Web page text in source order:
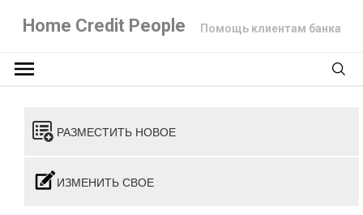
Home Credit People Помощь клиентам банка
РАЗМЕСТИТЬ НОВОЕ
ИЗМЕНИТЬ СВОЕ